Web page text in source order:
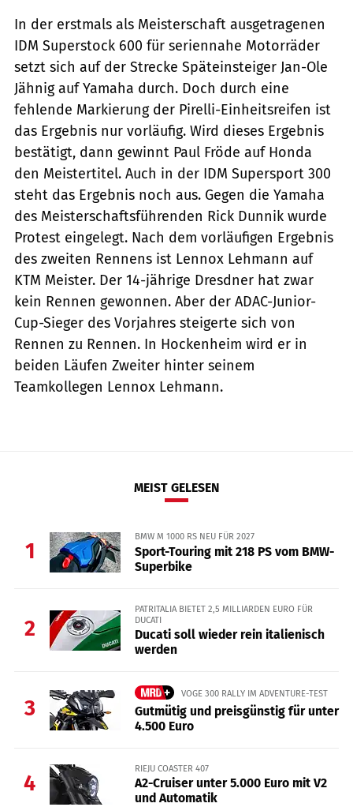
In der erstmals als Meisterschaft ausgetragenen
IDM Superstock 600 für seriennahe Motorräder
setzt sich auf der Strecke Späteinsteiger Jan-Ole
Jähnig auf Yamaha durch. Doch durch eine
fehlende Markierung der Pirelli-Einheitsreifen ist
das Ergebnis nur vorläufig. Wird dieses Ergebnis
bestätigt, dann gewinnt Paul Fröde auf Honda
den Meistertitel. Auch in der IDM Supersport 300
steht das Ergebnis noch aus. Gegen die Yamaha
des Meisterschaftsführenden Rick Dunnik wurde
Protest eingelegt. Nach dem vorläufigen Ergebnis
des zweiten Rennens ist Lennox Lehmann auf
KTM Meister. Der 14-jährige Dresdner hat zwar
kein Rennen gewonnen. Aber der ADAC-Junior-
Cup-Sieger des Vorjahres steigerte sich von
Rennen zu Rennen. In Hockenheim wird er in
beiden Läufen Zweiter hinter seinem
Teamkollegen Lennox Lehmann.
MEIST GELESEN
1
BMW M 1000 RS NEU FÜR 2027
Sport-Touring mit 218 PS vom BMW-
Superbike
2
PATRITALIA BIETET 2,5 MILLIARDEN EURO FÜR
DUCATI
Ducati soll wieder rein italienisch
werden
3
VOGE 300 RALLY IM ADVENTURE-TEST
Gutmütig und preisgünstig für unter
4.500 Euro
4
RIEJU COASTER 407
A2-Cruiser unter 5.000 Euro mit V2
und Automatik